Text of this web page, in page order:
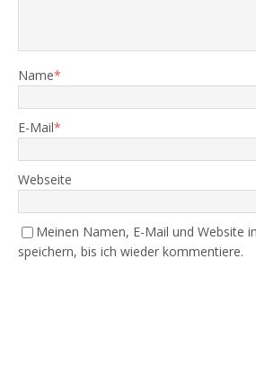
Name*
E-Mail*
Webseite
Meinen Namen, E-Mail und Website
speichern, bis ich wieder kommentiere.